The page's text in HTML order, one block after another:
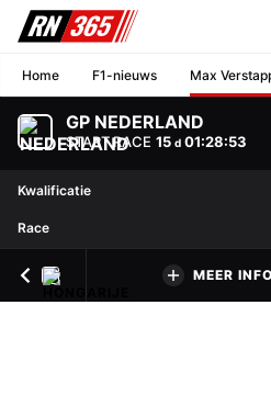
Home F1-nieuws Max
GP NEDERLAND
START RACE 15 d 01:28:52
Kwalificatie
Race
MEER